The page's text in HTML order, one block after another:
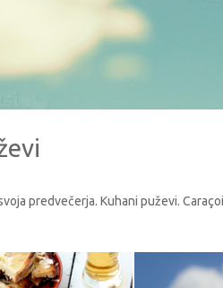
predvečerja. Kuhani puževi.